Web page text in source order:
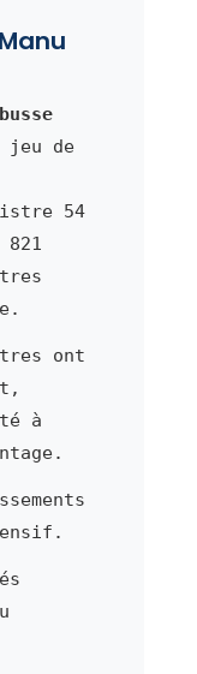
jeu de
54
ont
à